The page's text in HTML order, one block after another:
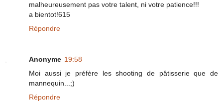
malheureusement pas votre talent, ni votre patience!!!
a bientot!615
Répondre
Anonyme 19:58
Moi aussi je préfère les shooting de pâtisserie que de
mannequin...;)
Répondre